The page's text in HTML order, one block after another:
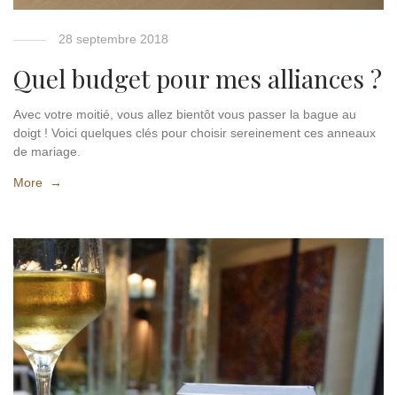
28 septembre 2018
Quel budget pour mes alliances ?
Avec votre moitié, vous allez bientôt vous passer la bague au
doigt ! Voici quelques clés pour choisir sereinement ces anneaux
de mariage.
More →